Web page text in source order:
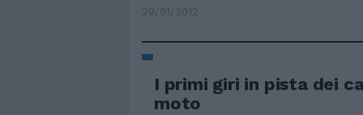
29/01/2012
I primi giri in pista dei
moto